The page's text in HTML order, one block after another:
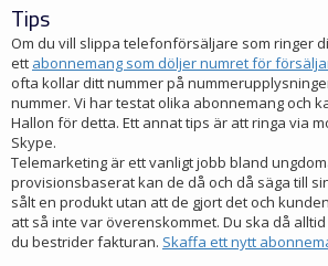
Tips
Om du vill slippa telefonförsäljare som ringer
ett abonnemang som döljer numret för
ofta kollar ditt nummer på
nummer. Vi har testat olika abonnemang och
Hallon för detta. Ett annat tips är att ringa via
Skype.
Telemarketing är ett vanligt jobb bland
provisionsbaserat kan de då och då säga till
sålt en produkt utan att de gjort det och
att så inte var överenskommet. Du ska då
du bestrider fakturan. Skaffa ett nytt